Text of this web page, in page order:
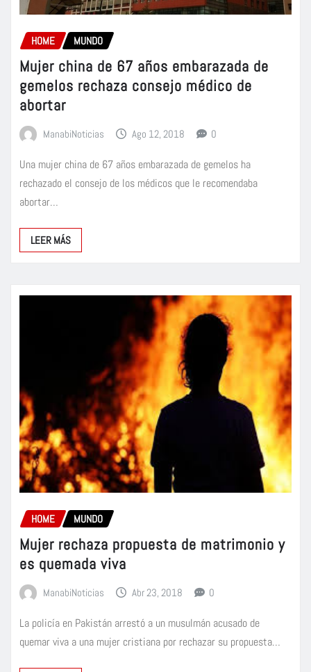
HOME MUNDO
Mujer china de 67 años embarazada de
gemelos rechaza consejo médico de
abortar
ManabiNoticias Ago 12, 2018 0
Una mujer china de 67 años embarazada de gemelos ha
rechazado el consejo de los médicos que le recomendaba
abortar…
LEER MÁS
HOME MUNDO
Mujer rechaza propuesta de matrimonio y
es quemada viva
ManabiNoticias Abr 23, 2018 0
La policía en Pakistán arrestó a un musulmán acusado de
quemar viva a una mujer cristiana por rechazar su propuesta…